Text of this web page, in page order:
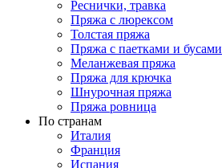
Реснички, травка
Пряжа с люрексом
Толстая пряжа
Пряжа с паетками и бусами
Меланжевая пряжа
Пряжа для крючка
Шнурочная пряжа
Пряжа ровница
По странам
Италия
Франция
Испания